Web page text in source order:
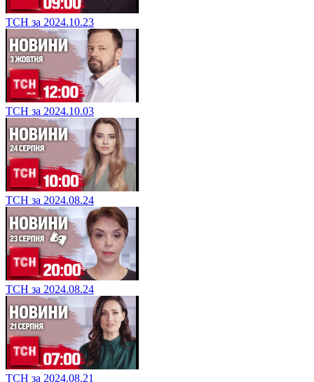
ТСН за 2024.10.23
ТСН за 2024.10.03
ТСН за 2024.08.24
ТСН за 2024.08.24
ТСН за 2024.08.21